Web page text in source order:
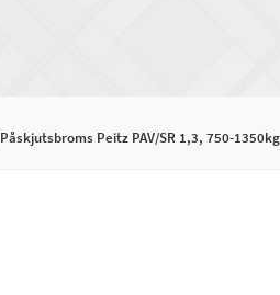
Påskjutsbroms Peitz PAV/SR 1,3, 750-1350kg